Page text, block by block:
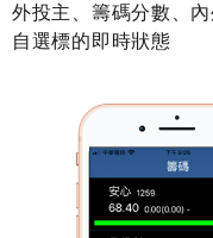
外投主、籌碼分數、
自選標的即時狀態